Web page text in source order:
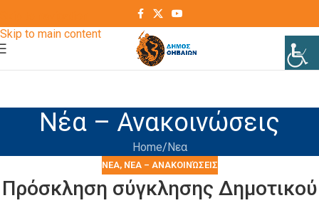
Skip to main content
Νέα – Ανακοινώσεις
Home Νεα
ΝΕΑ, ΝΈΑ – ΑΝΑΚΟΙΝΏΣΕΙΣ
Πρόσκληση σύγκλησης Δημοτικού